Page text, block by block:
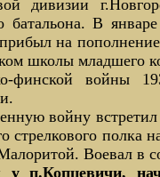
дивизии
батальона. В
на
школы младшего
финской войны
войну
стрелкового
Воевал в
п.Копцевичи,